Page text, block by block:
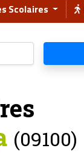
Scolaires
(09100)